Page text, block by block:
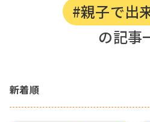
室内遊び・道具なし
ことば遊び
壁面製作
記念日・行事の由来
園情報
#親子で出
の記事
新着順